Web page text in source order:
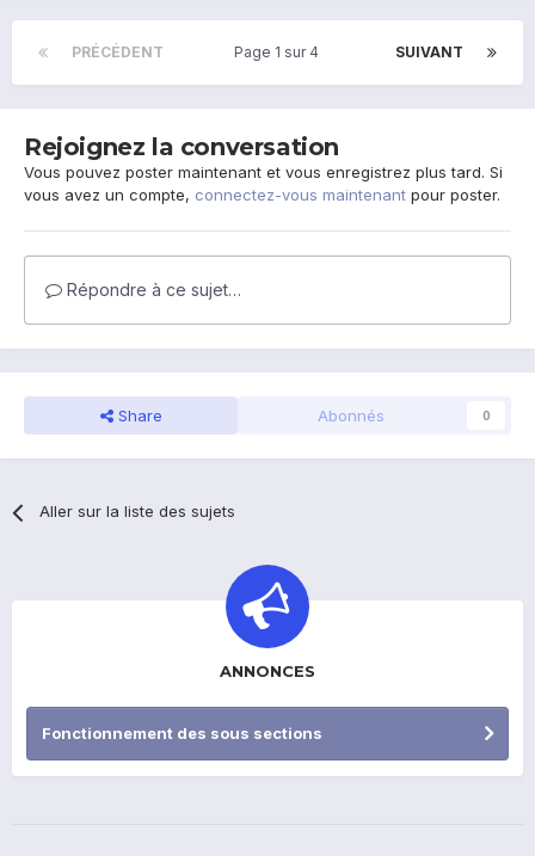
PRÉCÉDENT SUIVANT
Page 1 sur 4
Rejoignez la conversation
Vous pouvez poster maintenant et vous enregistrez plus tard. Si
vous avez un compte, connectez-vous maintenant pour poster.
Répondre à ce sujet…
Share Abonnés 0
Aller sur la liste des sujets
ANNONCES
Fonctionnement des sous sections